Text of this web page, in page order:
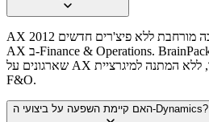
AX 2012 בתמיכה מורחבת ללא פיצ'רים חדשים. Microsoft החליפה את
AX ב-Finance & Operations. BrainPack מתחבר לשניהם - כך
שארגונים על AX מקבלים יכולות מודרניות מיד, ללא המתנה למיגרציית
F&O.
האם קיימת השפעה על ביצועי ה-Dynamics?